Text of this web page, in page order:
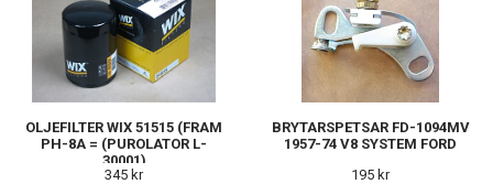
OLJEFILTER WIX 51515 (FRAM
PH-8A = (PUROLATOR L-
30001)
345 kr
BRYTARSPETSAR FD-1094MV
1957-74 V8 SYSTEM FORD
195 kr